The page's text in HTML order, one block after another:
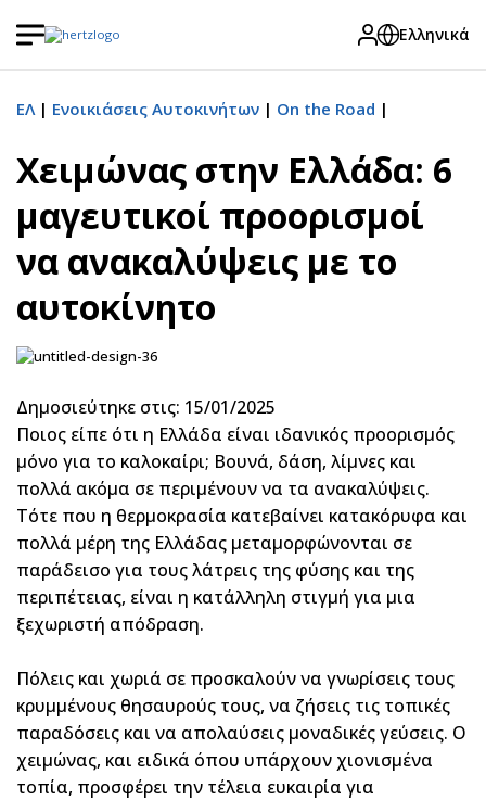
Ελληνικά
ΕΛ Ενοικιάσεις Αυτοκινήτων On the Road
Χειμώνας στην Ελλάδα: 6
μαγευτικοί προορισμοί
να ανακαλύψεις με το
αυτοκίνητο
Δημοσιεύτηκε στις: 15/01/2025
Ποιος είπε ότι η Ελλάδα είναι ιδανικός προορισμός
μόνο για το καλοκαίρι; Βουνά, δάση, λίμνες και
πολλά ακόμα σε περιμένουν να τα ανακαλύψεις.
Τότε που η θερμοκρασία κατεβαίνει κατακόρυφα και
πολλά μέρη της Ελλάδας μεταμορφώνονται σε
παράδεισο για τους λάτρεις της φύσης και της
περιπέτειας, είναι η κατάλληλη στιγμή για μια
ξεχωριστή απόδραση.
Πόλεις και χωριά σε προσκαλούν να γνωρίσεις τους
κρυμμένους θησαυρούς τους, να ζήσεις τις τοπικές
παραδόσεις και να απολαύσεις μοναδικές γεύσεις. Ο
χειμώνας, και ειδικά όπου υπάρχουν χιονισμένα
τοπία, προσφέρει την τέλεια ευκαιρία για